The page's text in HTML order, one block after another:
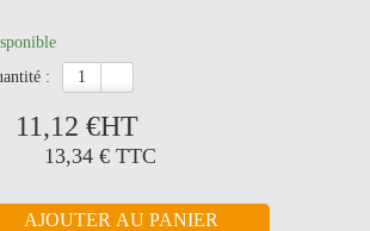
:
11,12 €HT
13,34 € TTC